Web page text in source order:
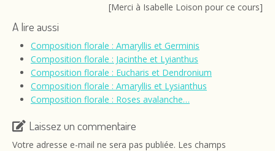
[Merci à Isabelle Loison pour ce cours]
A lire aussi
Composition florale : Amaryllis et Germinis
Composition florale : Jacinthe et Lyianthus
Composition florale : Eucharis et Dendronium
Composition florale : Amaryllis et Lysianthus
Composition florale : Roses avalanche…
Laissez un commentaire
Votre adresse e-mail ne sera pas publiée. Les champs